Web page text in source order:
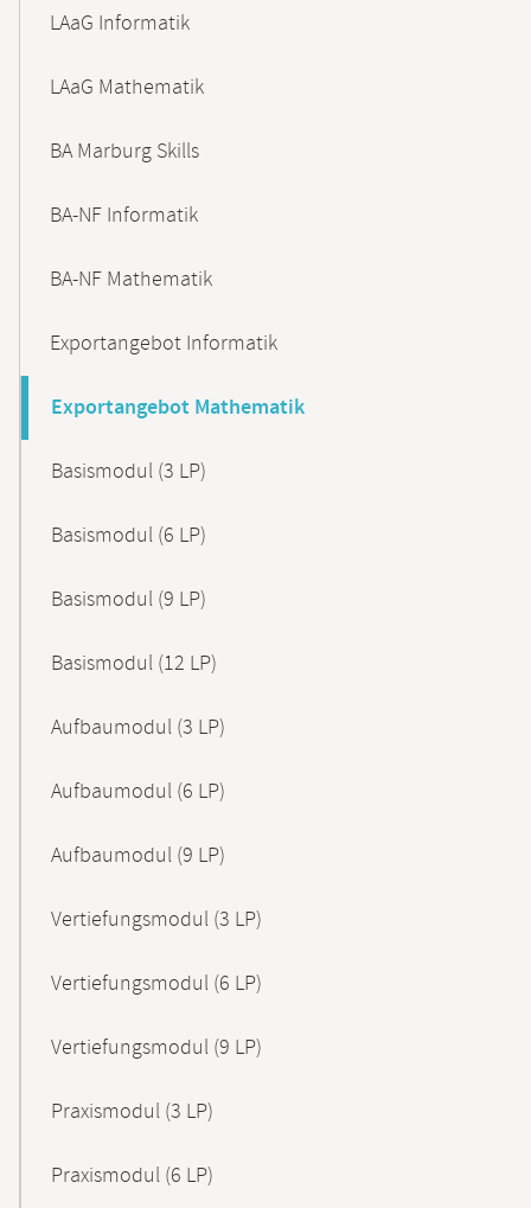
LAaG Informatik
LAaG Mathematik
BA Marburg Skills
BA-NF Informatik
BA-NF Mathematik
Exportangebot Informatik
Exportangebot Mathematik
Basismodul (3 LP)
Basismodul (6 LP)
Basismodul (9 LP)
Basismodul (12 LP)
Aufbaumodul (3 LP)
Aufbaumodul (6 LP)
Aufbaumodul (9 LP)
Vertiefungsmodul (3 LP)
Vertiefungsmodul (6 LP)
Vertiefungsmodul (9 LP)
Praxismodul (3 LP)
Praxismodul (6 LP)